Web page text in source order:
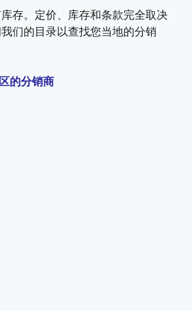
存。定价、库存和条款完全取决
们的目录以查找您当地的分销
的分销商